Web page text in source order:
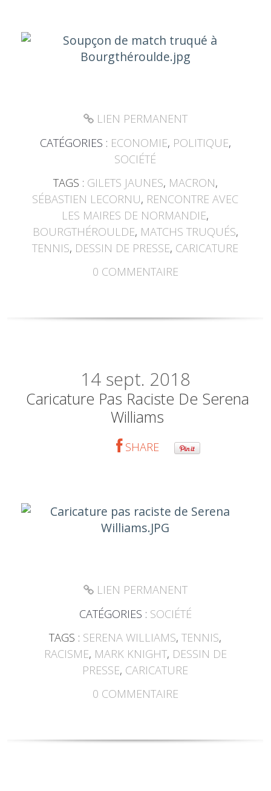
LIEN PERMANENT
CATÉGORIES : ECONOMIE, POLITIQUE,
SOCIÉTÉ
TAGS : GILETS JAUNES, MACRON,
SÉBASTIEN LECORNU, RENCONTRE AVEC
LES MAIRES DE NORMANDIE,
BOURGTHÉROULDE, MATCHS TRUQUÉS,
TENNIS, DESSIN DE PRESSE, CARICATURE
0 COMMENTAIRE
14 sept. 2018
Caricature Pas Raciste De Serena
Williams
SHARE
LIEN PERMANENT
CATÉGORIES : SOCIÉTÉ
TAGS : SERENA WILLIAMS,TENNIS,
RACISME, MARK KNIGHT, DESSIN DE
PRESSE, CARICATURE
0 COMMENTAIRE